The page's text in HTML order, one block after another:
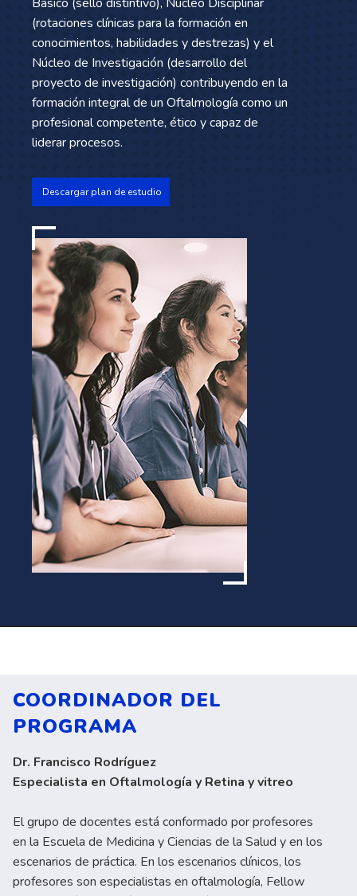
(rotaciones clínicas para la formación en
conocimientos, habilidades y destrezas) y el
Núcleo de Investigación (desarrollo del
proyecto de investigación) contribuyendo en la
formación integral de un Oftalmología como un
profesional competente, ético y capaz de
liderar procesos.
Descargar plan de estudio
COORDINADOR DEL
PROGRAMA
Dr. Francisco Rodríguez
Especialista en Oftalmología y Retina y vitreo
El grupo de docentes está conformado por profesores
en la Escuela de Medicina y Ciencias de la Salud y en los
escenarios de práctica. En los escenarios clínicos, los
profesores son especialistas en oftalmología, Fellow